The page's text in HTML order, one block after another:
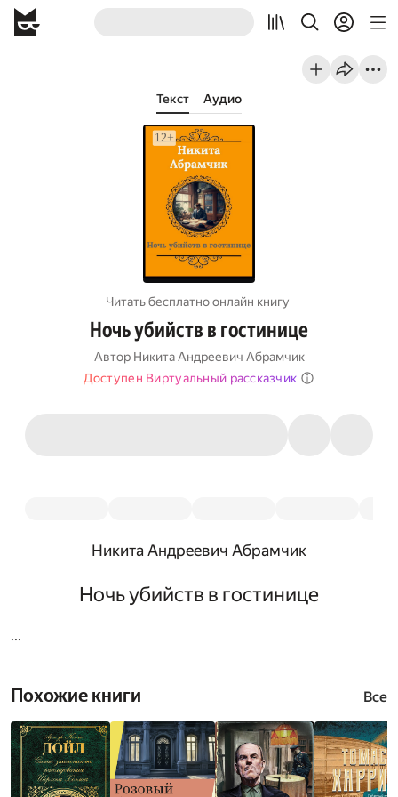
Текст Аудио
Читать бесплатно онлайн книгу
Ночь убийств в гостинице
Автор Никита Андреевич Абрамчик
Доступен Виртуальный рассказчик
Никита Андреевич Абрамчик
Ночь убийств в гостинице
...
Похожие книги Все